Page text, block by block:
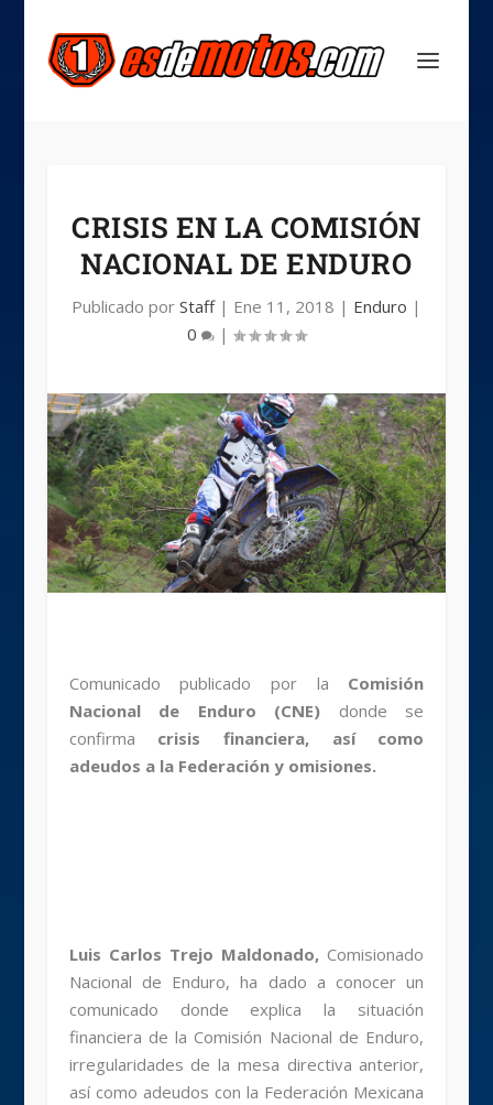
CRISIS EN LA COMISIÓN
NACIONAL DE ENDURO
Publicado por Staff| Ene 11, 2018 | Enduro |
0
|
Comunicado publicado por la Comisión
Nacional de Enduro (CNE) donde se
confirma crisis financiera, así como
adeudos a la Federación y omisiones.
Luis Carlos Trejo Maldonado, Comisionado
Nacional de Enduro, ha dado a conocer un
comunicado donde explica la situación
financiera de la Comisión Nacional de Enduro,
irregularidades de la mesa directiva anterior,
así como adeudos con la Federación Mexicana